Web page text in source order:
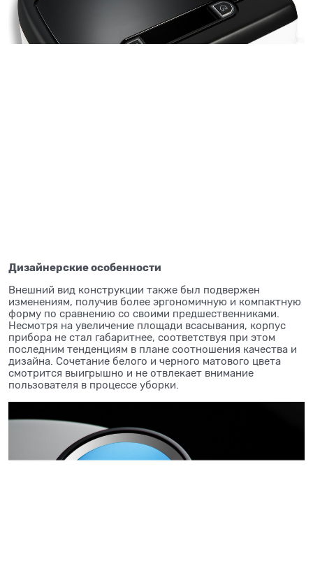
Дизайнерские особенности
Внешний вид конструкции также был подвержен
изменениям, получив более эргономичную и компактную
форму по сравнению со своими предшественниками.
Несмотря на увеличение площади всасывания, корпус
прибора не стал габаритнее, соответствуя при этом
последним тенденциям в плане соотношения качества и
дизайна. Сочетание белого и черного матового цвета
смотрится выигрышно и не отвлекает внимание
пользователя в процессе уборки.